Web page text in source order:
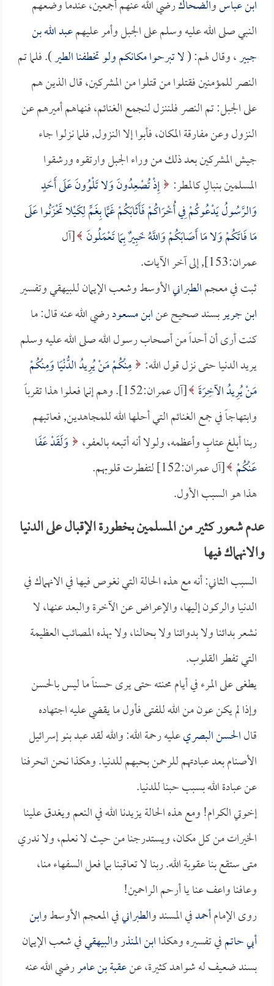
ابن عباسوالضحاكرضي الله عنهم أجمعين، عندما وضعهم
النبي صلى الله عليه وسلم على الجبل وأمر عليهمعبد الله بن
جبير، وقال لهم: (لا تبرحوا مكانكم ولو تخطفنا الطير). فلما تم
النصر للمؤمنين فقتلوا من قتلوا من المشركين، قال الذين هم
على الجبل: تم النصر فلننزل لنجمع الغنائم، فنهاهم أميرهم عن
النزول وعن مفارقة المكان، فأبوا إلا النزول, فلما نزلوا جاء
جيش المشركين بعد ذلك من وراء الجبل وارتقوه ورشقوا
المسلمين بنبالٍ كالمطر: إِذْ تُصْعِدُونَ وَلا تَلْوُونَ عَلَى أَحَدٍ
وَالرَّسُولُ يَدْعُوكُمْ فِي أُخْرَاكُمْ فَأَثَابَكُمْ غَمًّا بِغَمٍّ لِكَيْلا تَحْزَنُوا عَلَى
مَا فَاتَكُمْ وَلا مَا أَصَابَكُمْ وَاللَّهُ خَبِيرٌ بِمَا تَعْمَلُونَ [آل
عمران:153], إلى آخر الآيات.
ثبت في معجمالطبرانيالأوسط وشعب الإيمان لـلبيهقي وتفسير
ابن جريربسند صحيح عنابن مسعودرضي الله عنه قال: ما
كنت أرى أن أحداً من أصحاب رسول الله صلى الله عليه وسلم
يريد الدنيا حتى نزل قول الله: مِنْكُمْ مَنْ يُرِيدُ الدُّنْيَا وَمِنْكُمْ
مَنْ يُرِيدُ الآخِرَةَ
[آل عمران:152]. وهم إنما فعلوا هذا تقرباً
وابتهاجاً في جمع الغنائم التي أحلها الله للمجاهدين, فعاتبهم
ربنا أبلغ عتابٍ وأعظمه، ولولا أنه أتبعه بالعفو،
وَلَقَدْ عَفَا
عَنْكُمْ [آل عمران:152] لتفطرت قلوبهم.
هذا هو السبب الأول.
عدم شعور كثير من المسلمين بخطورة الإقبال على الدنيا
والانهماك فيها
السبب الثاني: أنه مع هذه الحالة التي نغوص فيها في الانهماك في
الدنيا والركون إليها، والإعراض عن الآخرة والبعد عنها، لا
نشعر بدائنا ولا بدوائنا ولا بحالنا، ولا بهذه المصائب العظيمة
التي تفطر القلوب.
يطغى على المرء في أيام محنته حتى يرى حسناً ما ليس بالحسن
وإذا لم يكن عون من الله للفتى فأول ما يقضي عليه اجتهاده
قالالحسن البصريعليه رحمة الله: والله لقد عبد بنو إسرائيل
الأصنام بعد عبادتهم للرحمن بحبهم للدنيا. وهكذا نحن انحرفنا
عن عبادة الله بسبب حبنا للدنيا.
إخوتي الكرام! ومع هذه الحالة يزيدنا الله في النعم ويغدق علينا
الخيرات من كل مكان، ويستدرجنا من حيث لا نعلم، ولا ندري
متى ستقع بنا عقوبة الله. ربنا لا تعاقبنا بما فعل السفهاء منا،
وعافنا واعف عنا يا أرحم الراحمين!
روى الإمامأحمدفي المسند والطبرانيفي المعجم الأوسط وابن
أبي حاتمفي تفسيره وهكذاابن المنذروالبيهقيفي شعب الإيمان
بسند ضعيف له شواهد كثيرة، عنعقبة بن عامررضي الله عنه